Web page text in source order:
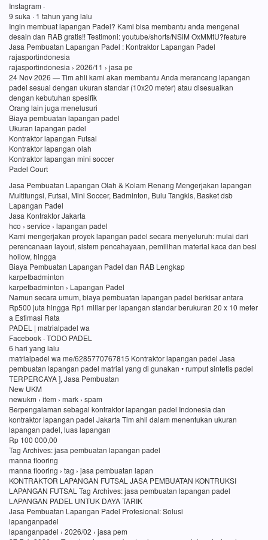
Instagram ·
9 suka · 1 tahun yang lalu
Ingin membuat lapangan Padel? Kami bisa membantu anda mengenai
desain dan RAB gratis!! Testimoni: youtube/shorts/NSiM OxMMtU?feature
Jasa Pembuatan Lapangan Padel : Kontraktor Lapangan Padel
rajasportindonesia
rajasportindonesia › 2026/11 › jasa pe
24 Nov 2026 — Tim ahli kami akan membantu Anda merancang lapangan
padel sesuai dengan ukuran standar (10x20 meter) atau disesuaikan
dengan kebutuhan spesifik
Orang lain juga menelusuri
Biaya pembuatan lapangan padel
Ukuran lapangan padel
Kontraktor lapangan Futsal
Kontraktor lapangan olah
Kontraktor lapangan mini soccer
Padel Court
Jasa Pembuatan Lapangan Olah & Kolam Renang Mengerjakan lapangan
Multifungsi, Futsal, Mini Soccer, Badminton, Bulu Tangkis, Basket dsb
Lapangan Padel
Jasa Kontraktor Jakarta
hco › service › lapangan padel
Kami mengerjakan proyek lapangan padel secara menyeluruh: mulai dari
perencanaan layout, sistem pencahayaan, pemilihan material kaca dan besi
hollow, hingga
Biaya Pembuatan Lapangan Padel dan RAB Lengkap
karpetbadminton
karpetbadminton › Lapangan Padel
Namun secara umum, biaya pembuatan lapangan padel berkisar antara
Rp500 juta hingga Rp1 miliar per lapangan standar berukuran 20 x 10 meter
a Estimasi Rata
PADEL | matrialpadel wa
Facebook · TODO PADEL
6 hari yang lalu
matrialpadel wa me/6285770767815 Kontraktor lapangan padel Jasa
pembuatan lapangan padel matrial yang di gunakan • rumput sintetis padel
TERPERCAYA ], Jasa Pembuatan
New UKM
newukm › item › mark › spam
Berpengalaman sebagai kontraktor lapangan padel Indonesia dan
kontraktor lapangan padel Jakarta Tim ahli dalam menentukan ukuran
lapangan padel, luas lapangan
Rp 100 000,00
Tag Archives: jasa pembuatan lapangan padel
manna flooring
manna flooring › tag › jasa pembuatan lapan
KONTRAKTOR LAPANGAN FUTSAL JASA PEMBUATAN KONTRUKSI
LAPANGAN FUTSAL Tag Archives: jasa pembuatan lapangan padel
LAPANGAN PADEL UNTUK DAYA TARIK
Jasa Pembuatan Lapangan Padel Profesional: Solusi
lapanganpadel
lapanganpadel › 2026/02 › jasa pem